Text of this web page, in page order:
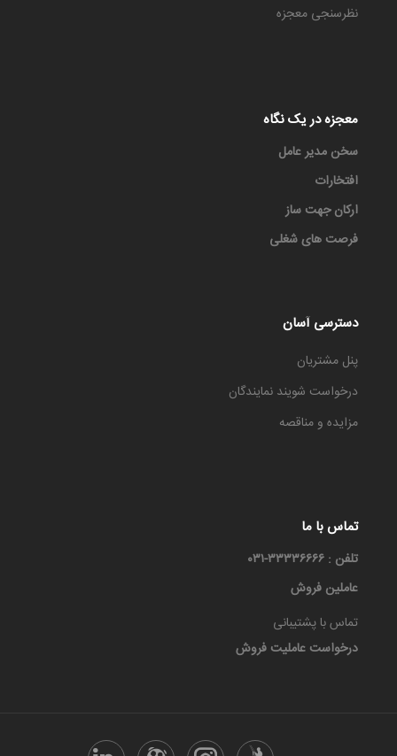
نظرسنجی معجزه
معجزه در یک نگاه
سخن مدیر عامل
افتخارات
ارکان جهت ساز
فرصت های شغلی
دسترسی آسان
پنل مشتریان
درخواست شویند نمایندگان
مزایده و مناقصه
تماس با ما
تلفن : ۳۳۳۳۶۶۶۶-۰۳۱
عاملین فروش
تماس با پشتیبانی
درخواست عاملیت فروش